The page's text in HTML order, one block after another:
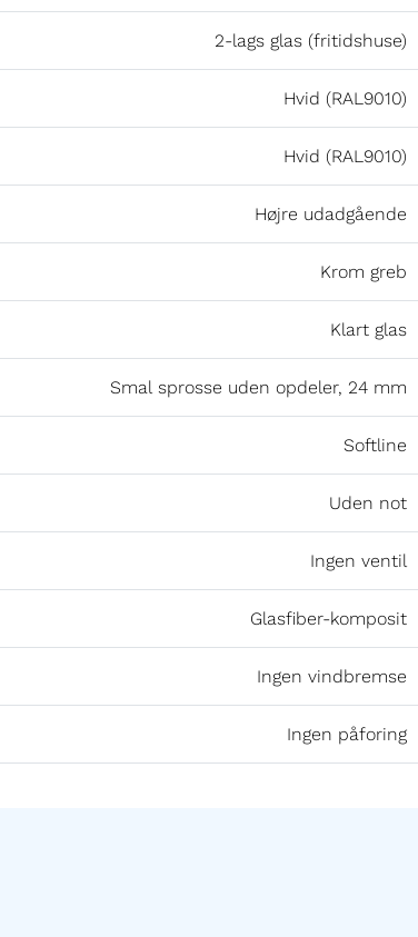
2-lags glas (fritidshuse)
Hvid (RAL9010)
Hvid (RAL9010)
Højre udadgående
Krom greb
Klart glas
Smal sprosse uden opdeler, 24 mm
Softline
Uden not
Ingen ventil
Glasfiber-komposit
Ingen vindbremse
Ingen påforing